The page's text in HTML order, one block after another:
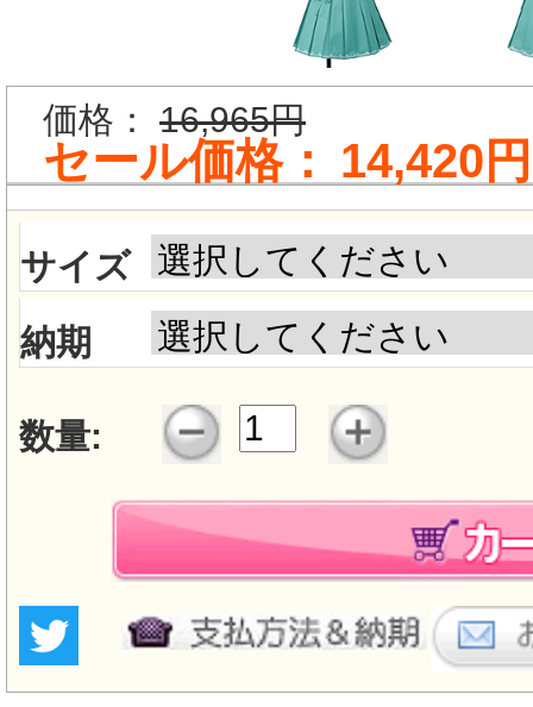
価格： 16,965円
セール価格： 14,420円
サイズ
納期
数量: